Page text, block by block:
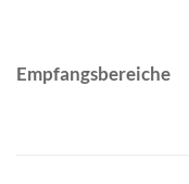
Empfangsbereiche